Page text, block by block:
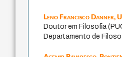
Leno Francisco Danner,
Doutor em Filosofia
Departamento de